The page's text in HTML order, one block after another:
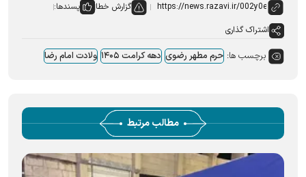
گزارش خطا
پسندها:
اشتراک گذاری
برچسب ها: حرم مطهر رضوی دهه کرامت ۱۴۰۵ ولادت امام رضا
مطالب مرتبط